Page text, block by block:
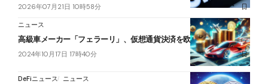
2026年07月21日 10時58分
ニュース
高級車メーカー「フェラーリ」、仮想通貨決済を欧州に拡大
2024年10月17日 17時40分
DeFiニュース ニュース